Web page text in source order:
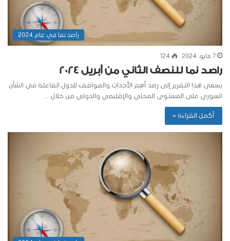
راصد نما في عام 2024
7 مايو، 2024 124
راصد نما للنصف الثاني من أبريل 2024
يسعى هذا التقرير إلى رصد أهم الأحداث والمواقف للدول الفاعلة في الشأن
السوري على المستوى المحلي والإقليمي والدولي من خلال…
أكمل القراءة »